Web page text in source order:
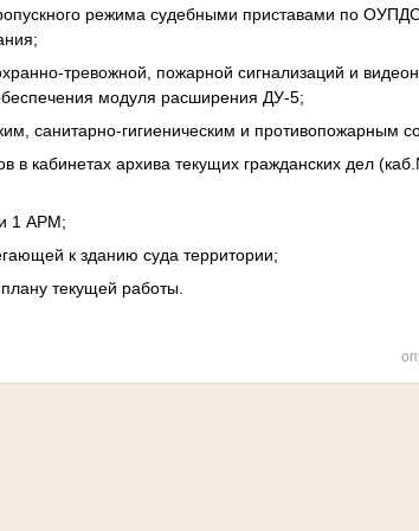
режима судебными приставами по
тревожной, пожарной сигнализаций и
модуля расширения ДУ-5;
санитарно-гигиеническим и противопожарным
в кабинетах архива текущих гражданских дел
1 АРМ;
к зданию суда территории;
текущей работы.